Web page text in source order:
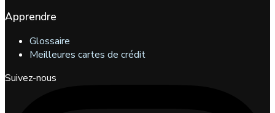
Apprendre
Glossaire
Meilleures cartes de crédit
Suivez-nous